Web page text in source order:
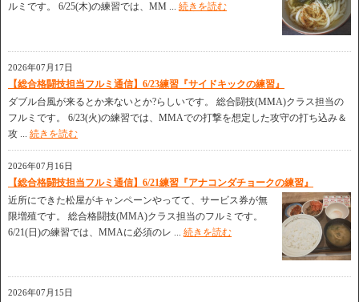
ルミです。 6/25(木)の練習では、MM ... 続きを読む
2026年07月17日
【総合格闘技担当フルミ通信】6/23練習『サイドキックの練習』
ダブル台風が来るとか来ないとか?らしいです。 総合闘技(MMA)クラス担当の
フルミです。 6/23(火)の練習では、MMAでの打撃を想定した攻守の打ち込み＆
攻 ... 続きを読む
2026年07月16日
【総合格闘技担当フルミ通信】6/21練習『アナコンダチョークの練習』
近所にできた松屋がキャンペーンやってて、サービス券が無
限増殖です。 総合格闘技(MMA)クラス担当のフルミです。
6/21(日)の練習では、MMAに必須のレ ... 続きを読む
2026年07月15日